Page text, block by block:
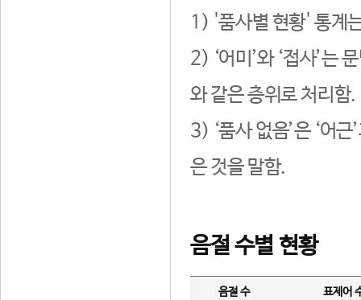
1) '품사별 현황' 통계
2) ‘어미’와 ‘접사’는
와 같은 층위로 처리함.
3) ‘품사 없음’은 ‘어
은 것을 말함.
음절 수별 현황
음절 수 표제어